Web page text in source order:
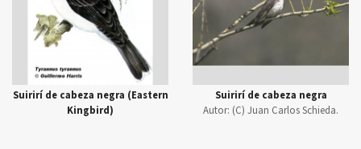
Suirirí de cabeza negra (Eastern
Kingbird)
Suirirí de cabeza negra
Autor: (C) Juan Carlos Schieda.